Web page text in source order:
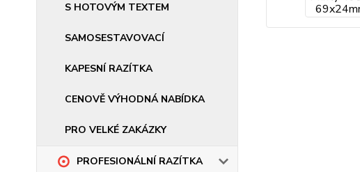
S HOTOVÝM TEXTEM
SAMOSESTAVOVACÍ
KAPESNÍ RAZÍTKA
CENOVĚ VÝHODNÁ NABÍDKA
PRO VELKÉ ZAKÁZKY
PROFESIONÁLNÍ RAZÍTKA